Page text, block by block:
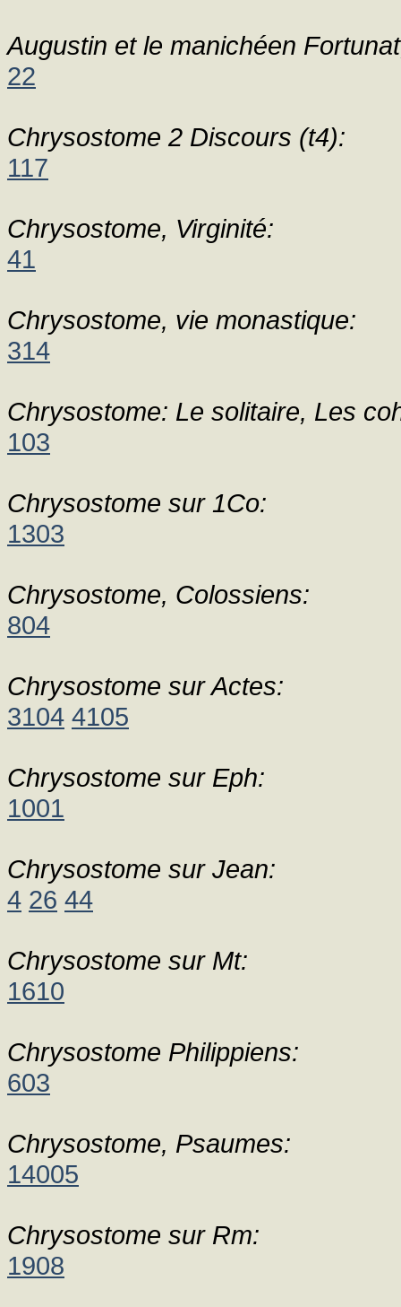
Augustin et le manichéen
22
Chrysostome 2 Discours (t4):
117
Chrysostome, Virginité:
41
Chrysostome, vie monastique:
314
Chrysostome: Le solitaire, Les
103
Chrysostome sur 1Co:
1303
Chrysostome, Colossiens:
804
Chrysostome sur Actes:
3104 4105
Chrysostome sur Eph:
1001
Chrysostome sur Jean:
4 26 44
Chrysostome sur Mt:
1610
Chrysostome Philippiens:
603
Chrysostome, Psaumes:
14005
Chrysostome sur Rm:
1908